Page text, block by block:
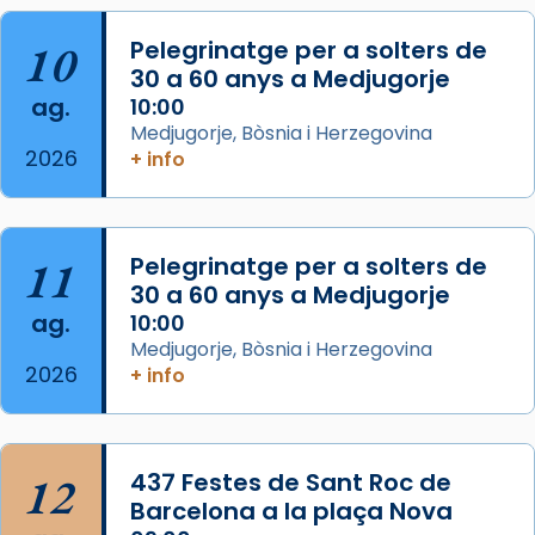
pontifici, amb orquestra i cor, i té una
duració aproximada de tres hores. Després,
processó (recuperada el 1972) al voltant
del temple amb les relíquies de les santes.
Des de 1985 hi participa també un grup de
diablesses amb música i ball propis. Festa
«Si vols saber què és calor, ves per les
Santes a Mataró»🥵.
Photo
View on Facebook ·
Jaume, fill de Zebedeu, és juntament amb el
seu germà Joan i Pere un dels que
acompanyava més de prop Jesús.
10
ag.
2026
Pelegrinatge per a solters de
30 a 60 anys a Medjugorje
10:00
Medjugorje, Bòsnia i Herzegovina
+ info
11
ag.
2026
Pelegrinatge per a solters de
30 a 60 anys a Medjugorje
10:00
Medjugorje, Bòsnia i Herzegovina
+ info
12
437 Festes de Sant Roc de
Barcelona a la plaça Nova